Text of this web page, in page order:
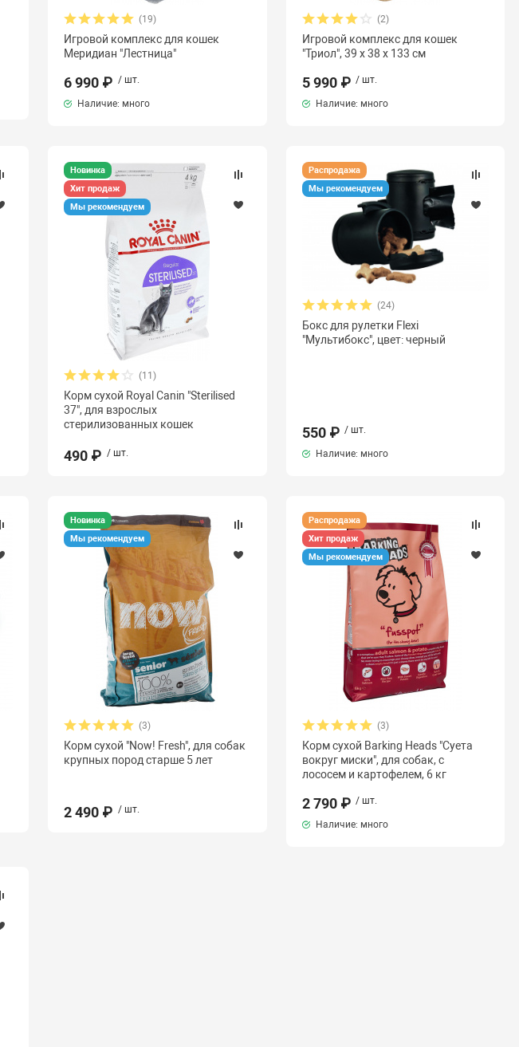
(19)
Игровой комплекс для кошек
Меридиан "Лестница"
6 990 ₽ / шт.
Наличие: много
(2)
Игровой комплекс для кошек
"Триол", 39 х 38 х 133 см
5 990 ₽ / шт.
Наличие: много
Новинка
Хит продаж
Мы рекомендуем
(11)
Корм сухой Royal Canin "Sterilised
37", для взрослых
стерилизованных кошек
490 ₽ / шт.
Распродажа
Мы рекомендуем
(24)
Бокс для рулетки Flexi
"Мультибокс", цвет: черный
550 ₽ / шт.
Наличие: много
Новинка
Мы рекомендуем
(3)
Корм сухой "Now! Fresh", для собак
крупных пород старше 5 лет
2 490 ₽ / шт.
Распродажа
Хит продаж
Мы рекомендуем
(3)
Корм сухой Barking Heads "Суета
вокруг миски", для собак, с
лососем и картофелем, 6 кг
2 790 ₽ / шт.
Наличие: много